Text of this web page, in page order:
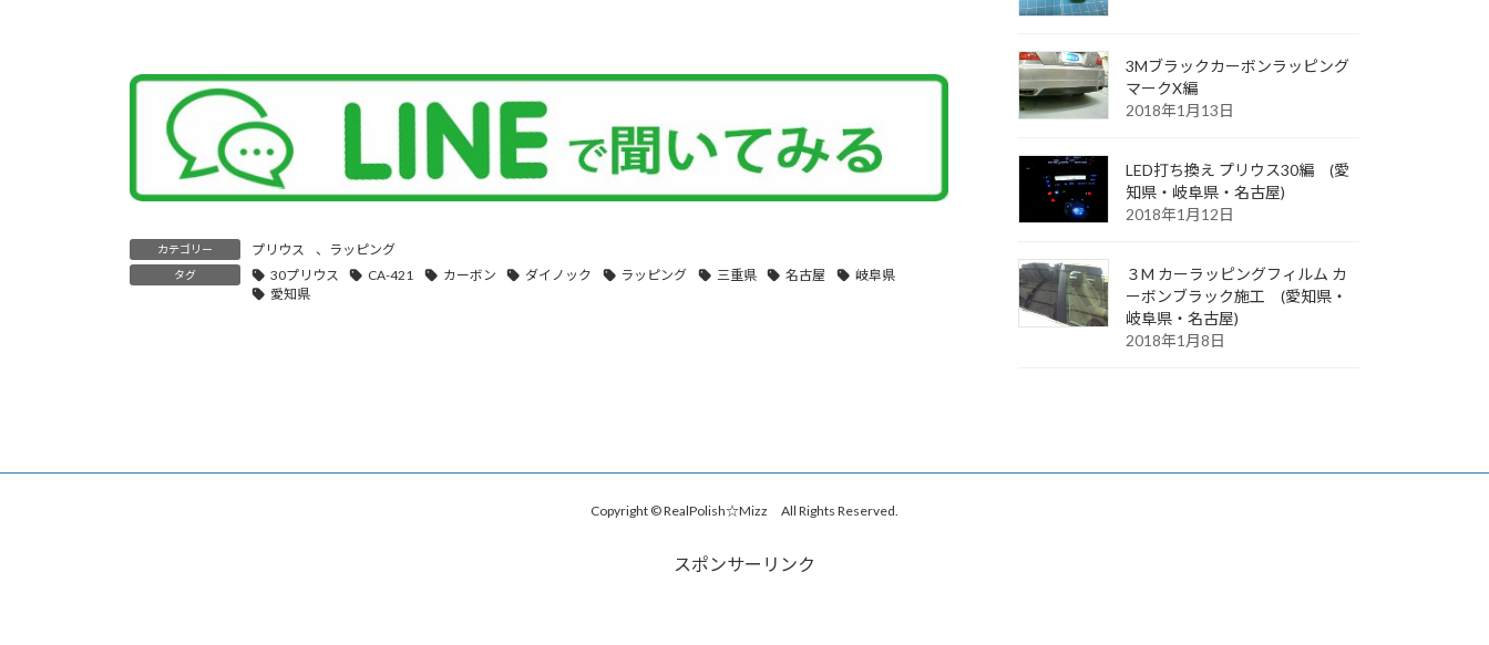
カテゴリー プリウス 、 ラッピング
タグ 30プリウス CA-421 カーボン ダイノック ラッピング 三重県 名古屋
岐阜県
愛知県
3Mブラックカーボンラッピング
マークX編
2018年1月13日
LED打ち換え プリウス30編 (愛
知県・岐阜県・名古屋)
2018年1月12日
３M カーラッピングフィルム カ
ーボンブラック施工 (愛知県・
岐阜県・名古屋)
2018年1月8日
Copyright © RealPolish☆Mizz All Rights Reserved.
スポンサーリンク